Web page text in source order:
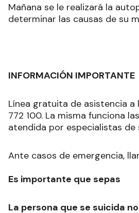
Mañana se le realizará la
determinar las causas de su
INFORMACIÓN IMPORTANTE
Línea gratuita de asistencia
772 100. La misma funciona
atendida por especialistas de
Ante casos de emergencia,
Es importante que sepas
La persona que se suicida